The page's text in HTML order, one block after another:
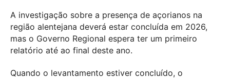
A investigação sobre a presença de açorianos na
região alentejana deverá estar concluída em 2026,
mas o Governo Regional espera ter um primeiro
relatório até ao final deste ano.
Quando o levantamento estiver concluído, o